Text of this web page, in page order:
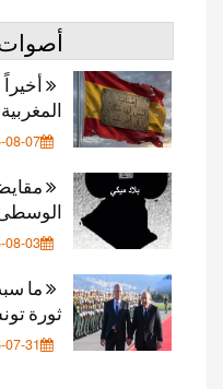
00:29:23
الوسطى
00:24:30
ما
ثورة
01:04:38